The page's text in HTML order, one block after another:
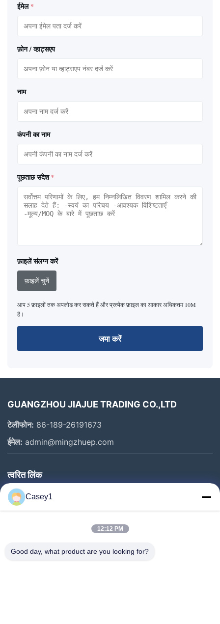
ईमेल *
फ़ोन / व्हाट्सएप
नाम
कंपनी का नाम
पूछताछ संदेश *
फ़ाइलें संलग्न करें
फ़ाइलें चुनें
आप 5 फ़ाइलों तक अपलोड कर सकते हैं और प्रत्येक फ़ाइल का आकार अधिकतम 10M
है।
जमा करें
GUANGZHOU JIAJUE TRADING CO.,LTD
टेलीफोन: 86-189-26191673
ईमेल: admin@mingzhuep.com
त्वरित लिंक
घर
उत्पाद
कारखाने का दौरा
Casey1
12:12 PM
Good day, what product are you looking for?